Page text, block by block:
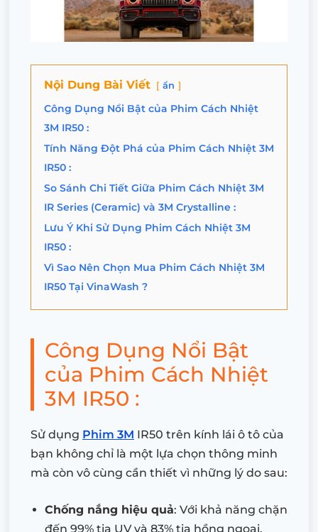
Nội Dung Bài Viết ẩn
Công Dụng Nổi Bật của Phim Cách Nhiệt
3M IR50 :
Tính Năng Đột Phá của Phim Cách Nhiệt 3M
IR50 :
So Sánh Chi Tiết Giữa Phim Cách Nhiệt 3M
IR Series (Ceramic) và 3M Crystalline :
Lưu Ý Khi Sử Dụng Phim Cách Nhiệt 3M
IR50 :
Vì Sao Nên Chọn Mua Phim Cách Nhiệt 3M
IR50 Tại VinaWash ?
Công Dụng Nổi Bật
của Phim Cách Nhiệt
3M IR50 :
Sử dụng Phim 3M IR50 trên kính lái ô tô của
bạn không chỉ là một lựa chọn thông minh
mà còn vô cùng cần thiết vì những lý do sau:
Chống nắng hiệu quả: Với khả năng chặn
đến 99% tia UV và 83% tia hồng ngoại,